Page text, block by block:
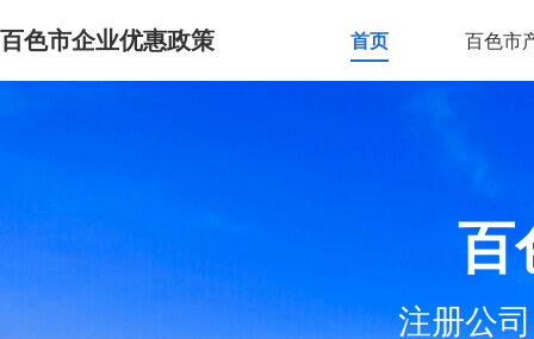
百色市企业优惠政策 首页 百色市
百
注册公